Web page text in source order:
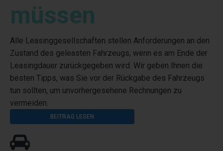
müssen
Alle Leasinggesellschaften stellen Anforderungen an den
Zustand des geleasten Fahrzeugs, wenn es am Ende der
Leasingdauer zurückgegeben wird. Wir geben Ihnen die
besten Tipps, was Sie vor der Rückgabe des Fahrzeugs
tun sollten, um unvorhergesehene Rechnungen zu
vermeiden.
BEITRAG LESEN